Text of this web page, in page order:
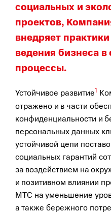
социальных и
проектов,
внедряет
ведения бизнеса в
процессы.
Устойчивое развитие1
отражено и в части
конфиденциальности и
персональных данных
устойчивой цепи
социальных гарантий
за воздействием на
и позитивном влиянии
МТС на уменьшение
а также бережного